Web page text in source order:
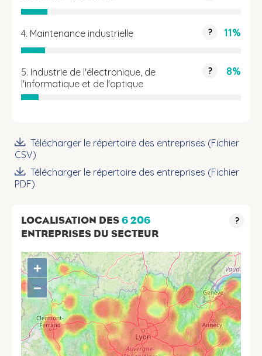
4. Maintenance industrielle ? 11%
5. Industrie de l'électronique, de
l'informatique et de l'optique
? 8%
Télécharger le répertoire des entreprises (Fichier
CSV)
Télécharger le répertoire des entreprises (Fichier
PDF)
LOCALISATION DES6 206
ENTREPRISES DU SECTEUR
?
+
−